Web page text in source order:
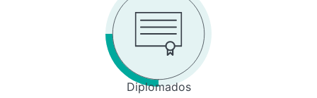
Diplomados